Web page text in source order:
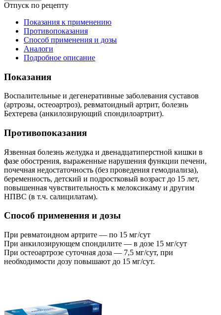
Отпуск по рецепту
Показания к применению
Противопоказания
Способ применения и дозы
Аналоги
Подробное описание
Показания
Воспалительные и дегенеративные заболевания суставов
(артрозы, остеоартроз), ревматоидный артрит, болезнь
Бехтерева (анкилозирующий спондилоартрит).
Противопоказания
Язвенная болезнь желудка и двенадцатиперстной кишки в
фазе обострения, выраженные нарушения функции печени,
почечная недостаточность (без проведения гемодиализа),
беременность, детский и подростковый возраст до 15 лет,
повышенная чувствительность к мелоксикаму и другим
НПВС (в т.ч. салицилатам).
Способ применения и дозы
При ревматоидном артрите — по 15 мг/сут
При анкилозирующем спондилите — в дозе 15 мг/сут
При остеоартрозе суточная доза — 7,5 мг/сут, при
необходимости дозу повышают до 15 мг/сут.